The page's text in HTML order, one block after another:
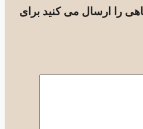
را ارسال می کنید برای